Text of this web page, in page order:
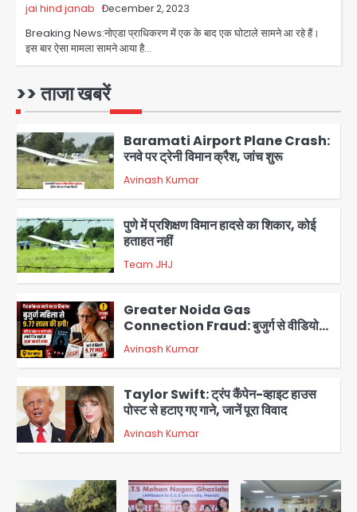
jai hind janab December 2, 2023
Breaking News:नोएडा प्राधिकरण में एक के बाद एक घोटाले सामने आ रहे हैं।
इस बार ऐसा मामला सामने आया है…
>> ताजा खबरें
Avinash Kumar
1
Air India Phuket Delhi flight:
कैप्टन का डोप टेस्ट पॉजिटिव, 17 घायल;
2
Baramati Airport Plane Crash:
रनवे पर ट्रेनी विमान क्रैश, जांच शुरू
Avinash Kumar
3
पुणे में प्रशिक्षण विमान हादसे का शिकार, कोई
हताहत नहीं
Team JHJ
4
Greater Noida Gas
Connection Fraud: बुजुर्ग से वीडियो
कॉल पर 9.77 लाख की साइबर फ्रॉड
Avinash Kumar
5
Taylor Swift: ट्रंप कैंपेन-व्हाइट हाउस
पोस्ट से हटाए गए गाने, जानें पूरा विवाद
Avinash Kumar
Air India Phuket Delhi flight:
कैप्टन का डोप टेस्ट पॉजिटिव, 17 घायल;